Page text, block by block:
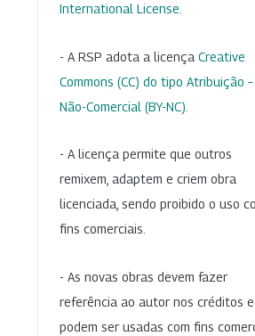
International License
- A RSP adota a licença Creative
Commons (CC) do tipo Atribuição –
Não-Comercial (BY-NC)
- A licença permite que outros
remixem, adaptem e criem obra
licenciada, sendo proibido o uso
fins comerciais.
- As novas obras devem fazer
referência ao autor nos créditos
podem ser usadas com fins